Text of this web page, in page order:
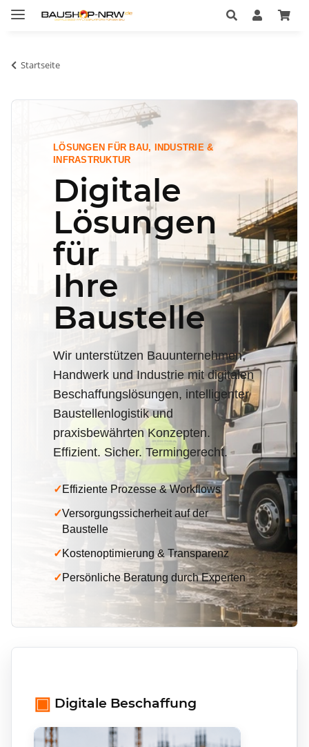
Startseite
LÖSUNGEN FÜR BAU, INDUSTRIE &
INFRASTRUKTUR
Digitale
Lösungen
für
Ihre
Baustelle
Wir unterstützen Bauunternehmen,
Handwerk und Industrie mit digitalen
Beschaffungslösungen, intelligenter
Baustellenlogistik und
praxisbewährten Konzepten.
Effizient. Sicher. Termingerecht.
✓Effiziente Prozesse & Workflows
✓Versorgungssicherheit auf der
Baustelle
✓Kostenoptimierung & Transparenz
✓Persönliche Beratung durch Experten
▣ Digitale Beschaffung